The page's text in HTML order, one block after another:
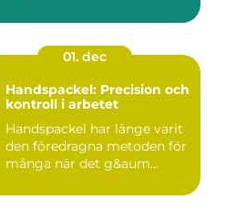
01. dec
Handspackel: Precision och
kontroll i arbetet
Handspackel har länge varit
den föredragna metoden för
många när det g&aum...